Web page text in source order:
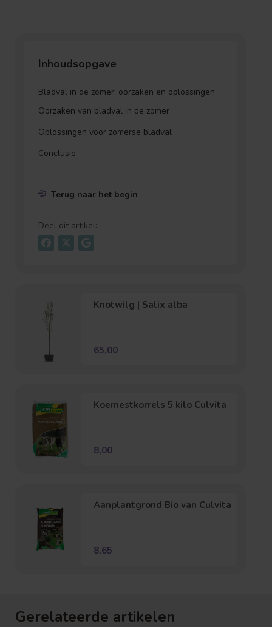
Inhoudsopgave
Bladval in de zomer: oorzaken en oplossingen
Oorzaken van bladval in de zomer
Oplossingen voor zomerse bladval
Conclusie
Terug naar het begin
Deel dit artikel:
Knotwilg | Salix alba
65,00
Koemestkorrels 5 kilo Culvita
8,00
Aanplantgrond Bio van Culvita
8,65
Gerelateerde artikelen